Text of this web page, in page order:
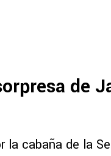
de
la cabaña de la